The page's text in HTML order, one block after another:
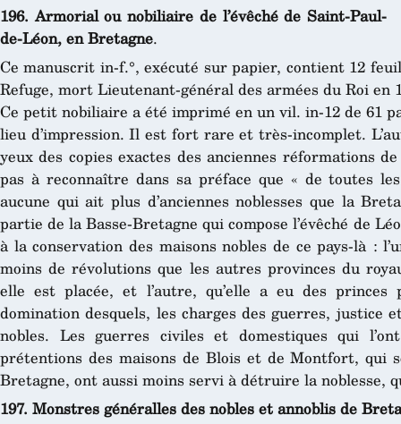
196. Armorial ou nobiliaire de l’évêché de Saint-Paul-
de-Léon, en Bretagne.
Ce manuscrit in-f.°, exécuté sur papier, contient 12
Refuge, mort Lieutenant-général des armées du Roi en
Ce petit nobiliaire a été imprimé en un vil. in-12 de 61
lieu d’impression. Il est fort rare et très-incomplet.
yeux des copies exactes des anciennes réformations
pas à reconnaître dans sa préface que « de toutes
aucune qui ait plus d’anciennes noblesses que la
partie de la Basse-Bretagne qui compose l’évêché de
à la conservation des maisons nobles de ce pays-là :
moins de révolutions que les autres provinces du
elle est placée, et l’autre, qu’elle a eu des princes
domination desquels, les charges des guerres, justice
nobles. Les guerres civiles et domestiques qui
prétentions des maisons de Blois et de Montfort, qui
Bretagne, ont aussi moins servi à détruire la noblesse,
197. Monstres généralles des nobles et annoblis de